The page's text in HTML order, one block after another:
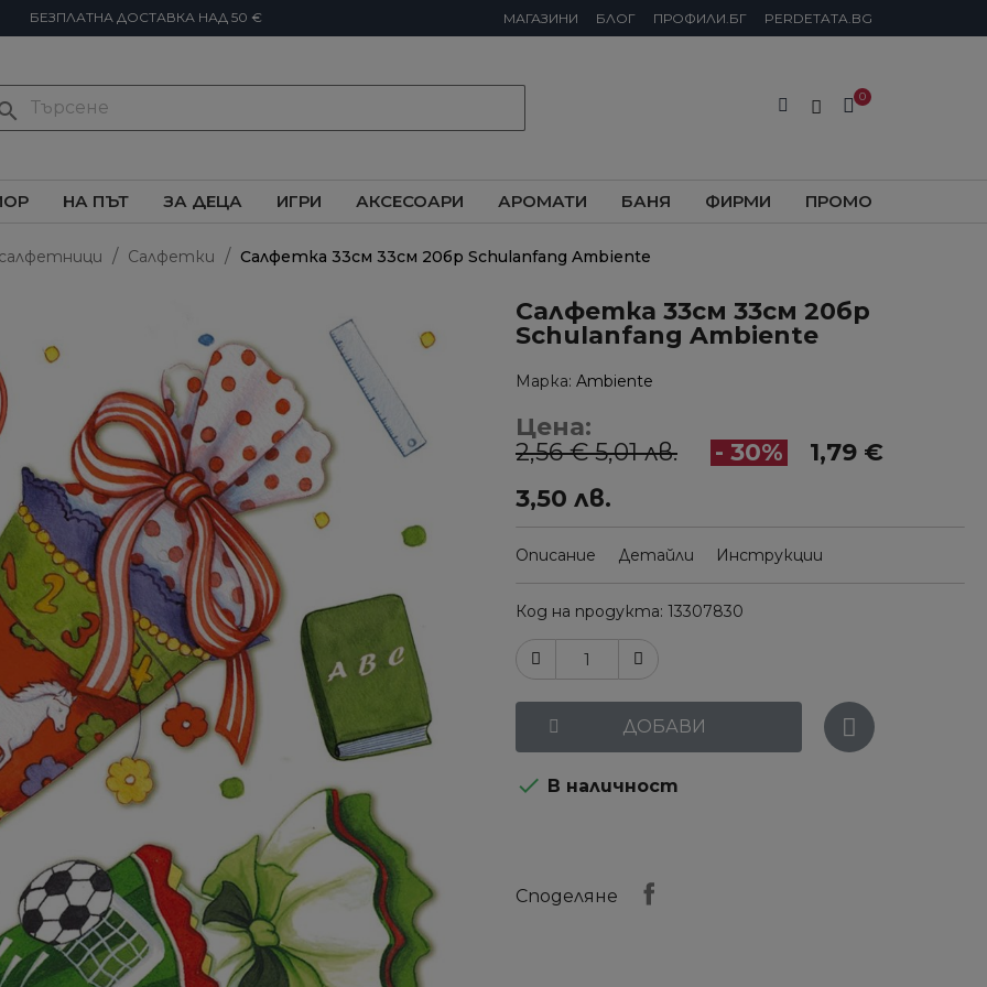
БЕЗПЛАТНА ДОСТАВКА НАД 50 € МАГАЗИНИ БЛОГ ПРОФИЛИ.БГ PERDETATA.BG
НА ПЪТ ЗА ДЕЦА ИГРИ АКСЕСОАРИ АРОМАТИ БАНЯ ФИРМИ ПРОМО
Салфетки Салфетка 33см 33см 20бр Schulanfang Ambiente
Салфетка 33см 33см 20бр
Schulanfang Ambiente
Марка Ambiente
Цена:
2,56 € 5,01 лв.
- 30%
1,79 €
3,50 лв.
Описание Детайли Инструкции
Код на продукта 13307830
ДОБАВИ
 В наличност
Споделяне